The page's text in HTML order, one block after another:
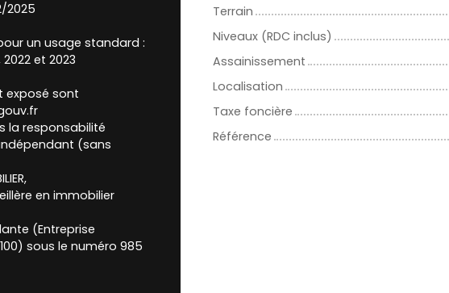
2025
un usage standard :
et 2023
exposé sont
la responsabilité
(sans
en immobilier
(Entreprise
sous le numéro 985
Terrain
Niveaux (RDC inclus)
Assainissement
Localisation
Taxe foncière
Référence